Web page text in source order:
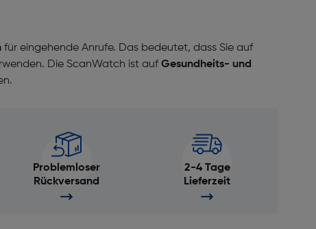
für eingehende Anrufe. Das bedeutet, dass Sie auf
Die ScanWatch ist auf Gesundheits- und
Problemloser
Rückversand
2-4 Tage
Lieferzeit